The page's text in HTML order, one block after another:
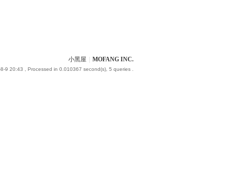
小黑屋 MOFANG INC.
9 20:43 , Processed in 0.010367 second(s), 5 queries .